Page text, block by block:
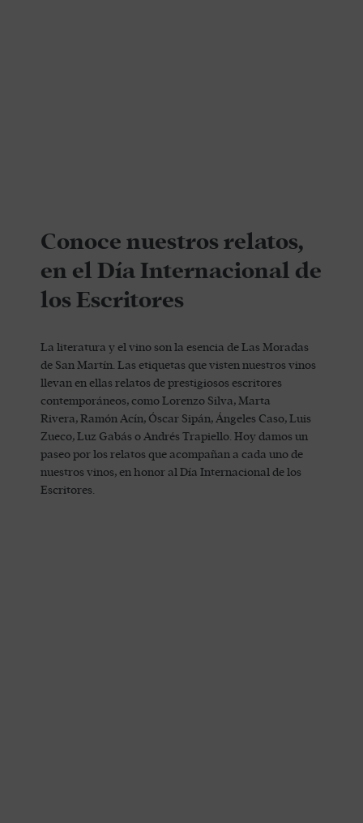
Conoce nuestros relatos,
en el Día Internacional de
los Escritores
La literatura y el vino son la esencia de Las Moradas
de San Martín. Las etiquetas que visten nuestros vinos
llevan en ellas relatos de prestigiosos escritores
contemporáneos, como Lorenzo Silva, Marta
Rivera, Ramón Acín, Óscar Sipán, Ángeles Caso, Luis
Zueco, Luz Gabás o Andrés Trapiello. Hoy damos un
paseo por los relatos que acompañan a cada uno de
nuestros vinos, en honor al Día Internacional de los
Escritores.